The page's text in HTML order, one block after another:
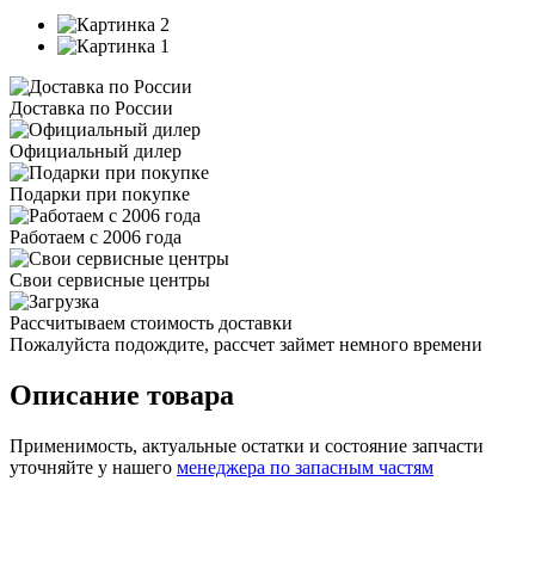
Доставка по России
Официальный дилер
Подарки при покупке
Работаем с 2006 года
Свои сервисные центры
Рассчитываем стоимость доставки
Пожалуйста подождите, рассчет займет немного времени
Описание товара
Применимость, актуальные остатки и состояние запчасти
уточняйте у нашего менеджера по запасным частям